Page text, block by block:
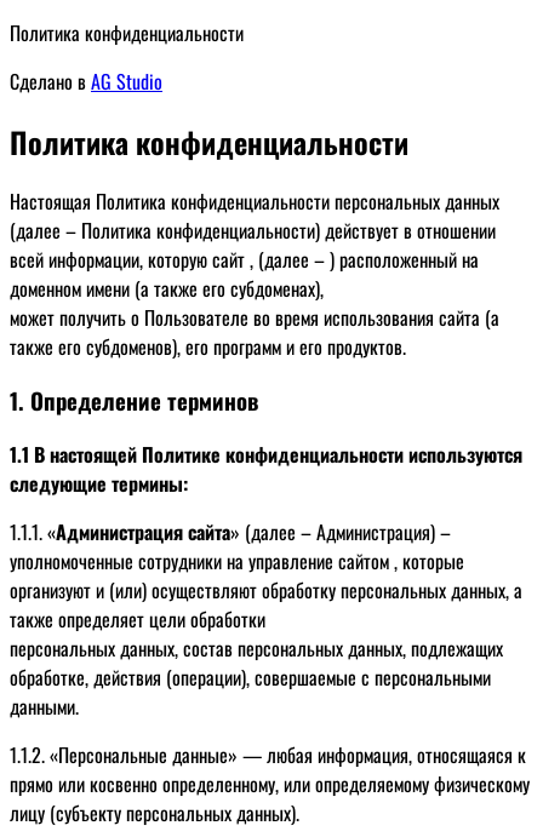
Политика конфиденциальности
Сделано вAG Studio
Политика конфиденциальности
Настоящая Политика конфиденциальности персональных данных
(далее – Политика конфиденциальности) действует в отношении
всей информации, которую сайт , (далее – ) расположенный на
доменном имени (а также его субдоменах),
может получить о Пользователе во время использования сайта (а
также его субдоменов), его программ и его продуктов.
1. Определение терминов
1.1 В настоящей Политике конфиденциальности используются
следующие термины:
1.1.1. «Администрация сайта» (далее – Администрация) –
уполномоченные сотрудники на управление сайтом , которые
организуют и (или) осуществляют обработку персональных данных, а
также определяет цели обработки
персональных данных, состав персональных данных, подлежащих
обработке, действия (операции), совершаемые с персональными
данными.
1.1.2. «Персональные данные» — любая информация, относящаяся к
прямо или косвенно определенному, или определяемому физическому
лицу (субъекту персональных данных).